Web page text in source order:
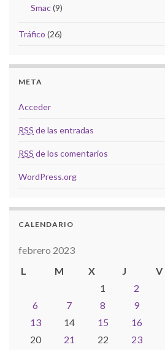
Smac(9)
Tráfico (26)
META
Acceder
RSS de las entradas
RSS de los comentarios
WordPress.org
CALENDARIO
febrero 2023
L
M X J V
1
2
6
7 8 9
13
14 15 16
20
21 22 23